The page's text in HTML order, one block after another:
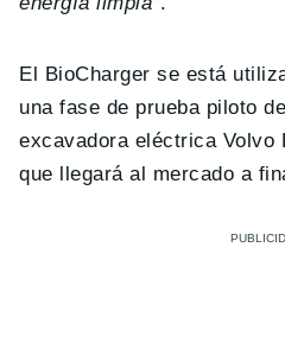
El BioCharger se está
una fase de prueba piloto
excavadora eléctrica Volvo
que llegará al mercado a